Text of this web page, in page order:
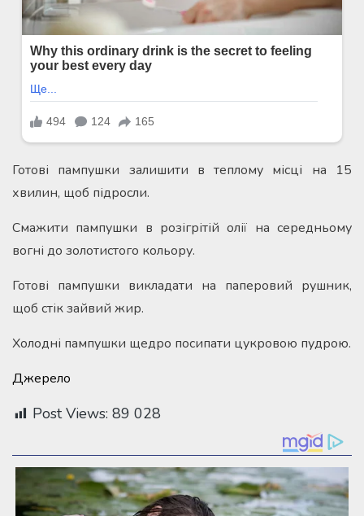
Готові пампушки залишити в теплому місці на 15
хвилин, щоб підросли.
Смажити пампушки в розігрітій олії на середньому
вогні до золотистого кольору.
Готові пампушки викладати на паперовий рушник,
щоб стік зайвий жир.
Холодні пампушки щедро посипати цукровою пудрою.
Джерело
Post Views: 89 028